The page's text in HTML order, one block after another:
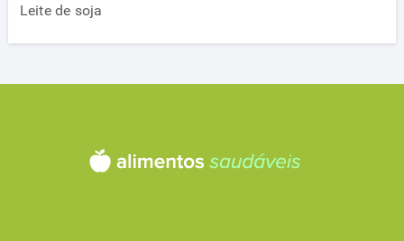
Leite de soja